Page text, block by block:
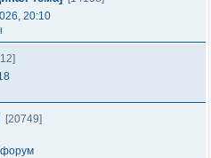
20:10
[20749]